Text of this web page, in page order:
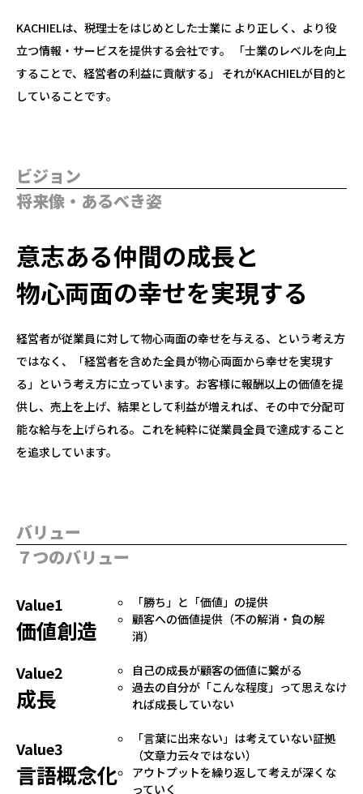
KACHIELは、税理士をはじめとした士業に より正しく、より役
立つ情報・サービスを提供する会社です。 「士業のレベルを向上
することで、経営者の利益に貢献する」 それがKACHIELが目的と
していることです。
ビジョン
将来像・あるべき姿
意志ある仲間の成長と
物心両面の幸せを実現する
経営者が従業員に対して物心両面の幸せを与える、という考え方
ではなく、「経営者を含めた全員が物心両面から幸せを実現す
る」という考え方に立っています。お客様に報酬以上の価値を提
供し、売上を上げ、結果として利益が増えれば、その中で分配可
能な給与を上げられる。これを純粋に従業員全員で達成すること
を追求しています。
バリュー
７つのバリュー
Value1
価値創造
「勝ち」と「価値」の提供
顧客への価値提供（不の解消・負の解
消）
Value2
成長
自己の成長が顧客の価値に繋がる
過去の自分が「こんな程度」って思えなけ
れば成長していない
Value3
言語概念化
「言葉に出来ない」は考えていない証拠
（文章力云々ではない）
アウトプットを繰り返して考えが深くな
っていく